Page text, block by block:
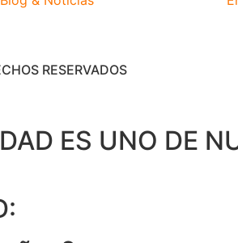
RESERVADOS
ES UNO DE